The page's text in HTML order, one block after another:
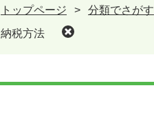
トップページ > 分類でさがす
納税方法